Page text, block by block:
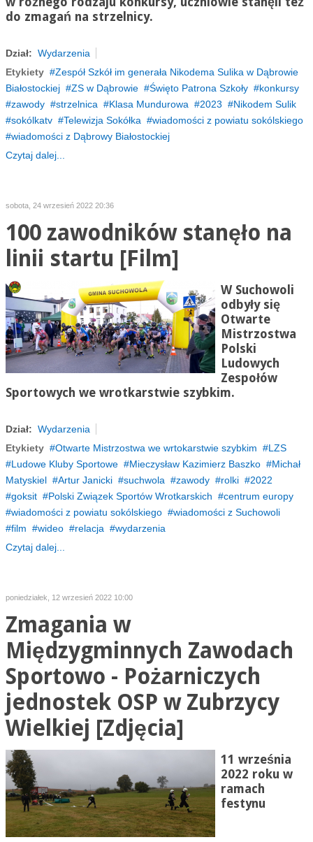
do zmagań na strzelnicy.
Dział: Wydarzenia
Etykiety
Zespół Szkół im generała Nikodema Sulika w Dąbrowie
Białostockiej
ZS w Dąbrowie Święto Patrona Szkoły
konkursy
zawody
strzelnica Klasa Mundurowa 2023
Nikodem Sulik
sokólkatv
Telewizja Sokółka
wiadomości z powiatu sokólskiego
wiadomości z Dąbrowy Białostockiej
Czytaj dalej...
sobota, 24 wrzesień 2022 20:36
100 zawodników stanęło na
linii startu [Film]
W Suchowoli
odbyły się
Otwarte
Mistrzostwa
Polski
Ludowych
Zespołów
Sportowych we wrotkarstwie szybkim.
Dział: Wydarzenia
Etykiety
Otwarte Mistrzostwa we wrtokarstwie szybkim
LZS
Ludowe Kluby Sportowe
Mieczysław Kazimierz Baszko
Michał
Matyskiel
Artur Janicki suchwola zawody rolki
2022
goksit
Polski Związek Sportów Wrotkarskich
centrum europy
wiadomości z powiatu sokólskiego
wiadomości z Suchowoli
film
wideo relacja
wydarzenia
Czytaj dalej...
poniedziałek, 12 wrzesień 2022 10:00
Zmagania w
Międzygminnych Zawodach
Sportowo - Pożarniczych
jednostek OSP w Zubrzycy
Wielkiej [Zdjęcia]
11 września
2022 roku w
ramach
festynu